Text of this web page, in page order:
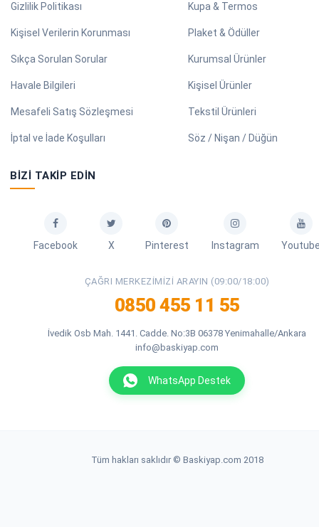
Gizlilik Politikası
Kişisel Verilerin Korunması
Sıkça Sorulan Sorular
Havale Bilgileri
Mesafeli Satış Sözleşmesi
İptal ve İade Koşulları
Kupa & Termos
Plaket & Ödüller
Kurumsal Ürünler
Kişisel Ürünler
Tekstil Ürünleri
Söz / Nişan / Düğün
BIZI TAKIP EDIN
Facebook X Pinterest Instagram
ÇAĞRI MERKEZIMIZI ARAYIN (09:00/18:00)
0850 455 11 55
İvedik Osb Mah. 1441. Cadde. No:3B 06378 Yenimahalle/Ankara
info@baskiyap.com
WhatsApp Destek
Tüm hakları saklıdır © Baskiyap.com 2018